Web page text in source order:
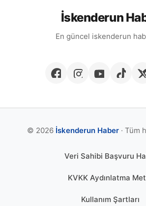
İskenderun
En güncel iskenderun
© 2026 İskenderun Haber· Tüm
Veri Sahibi Başvuru
KVKK Aydınlatma
Kullanım Şartları